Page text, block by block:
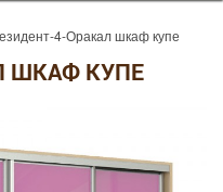
4-Оракал шкаф купе
ШКАФ КУПЕ